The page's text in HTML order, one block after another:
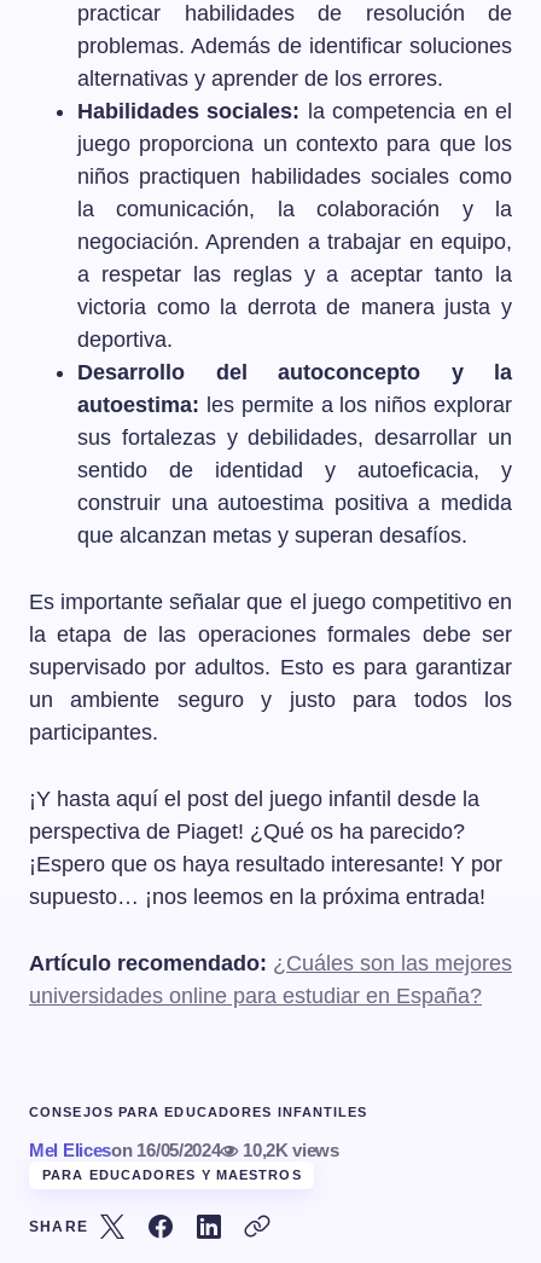
practicar habilidades de resolución de
problemas. Además de identificar soluciones
alternativas y aprender de los errores.
Habilidades sociales: la competencia en el
juego proporciona un contexto para que los
niños practiquen habilidades sociales como
la comunicación, la colaboración y la
negociación. Aprenden a trabajar en equipo,
a respetar las reglas y a aceptar tanto la
victoria como la derrota de manera justa y
deportiva.
Desarrollo del autoconcepto y la
autoestima: les permite a los niños explorar
sus fortalezas y debilidades, desarrollar un
sentido de identidad y autoeficacia, y
construir una autoestima positiva a medida
que alcanzan metas y superan desafíos.
Es importante señalar que el juego competitivo en
la etapa de las operaciones formales debe ser
supervisado por adultos. Esto es para garantizar
un ambiente seguro y justo para todos los
participantes.
¡Y hasta aquí el post del juego infantil desde la
perspectiva de Piaget! ¿Qué os ha parecido?
¡Espero que os haya resultado interesante! Y por
supuesto… ¡nos leemos en la próxima entrada!
Artículo recomendado: ¿Cuáles son las mejores
universidades online para estudiar en España?
CONSEJOS PARA EDUCADORES INFANTILES
Mel Eliceson 16/05/2024 10,2K views
PARA EDUCADORES Y MAESTROS
SHARE